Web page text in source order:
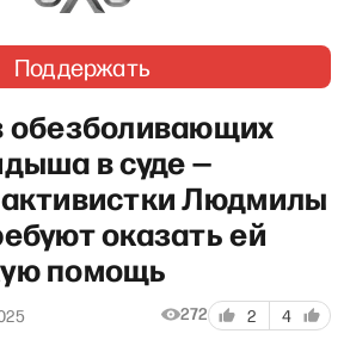
Поддержать
обезболивающих
в суде —
Людмилы
оказать ей
помощь
272 2 4